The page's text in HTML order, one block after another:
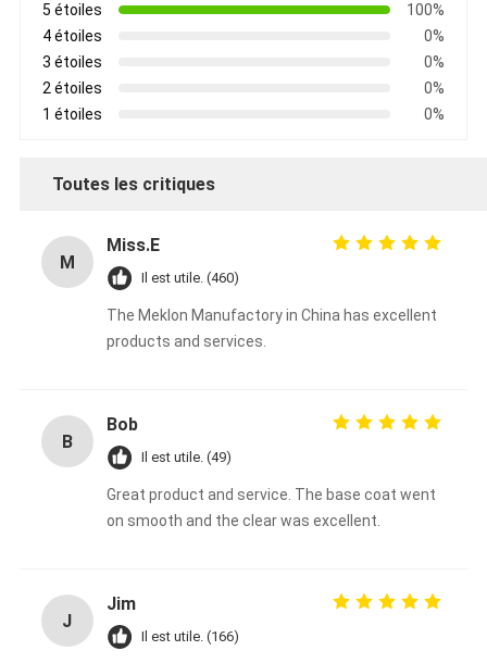
5 étoiles
100%
4 étoiles
0%
3 étoiles
0%
2 étoiles
0%
1 étoiles
0%
Toutes les critiques
M
Miss.E
Il est utile. (460)
The Meklon Manufactory in China has excellent
products and services.
B
Bob
Il est utile. (49)
Great product and service. The base coat went
on smooth and the clear was excellent.
J
Jim
Il est utile. (166)